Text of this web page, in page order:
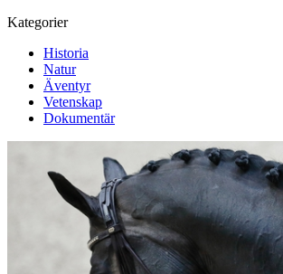
Kategorier
Historia
Natur
Äventyr
Vetenskap
Dokumentär